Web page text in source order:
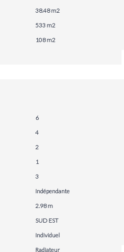
38.48 m2
533 m2
108 m2
6
4
2
1
3
Indépendante
2.98 m
SUD EST
Individuel
Radiateur